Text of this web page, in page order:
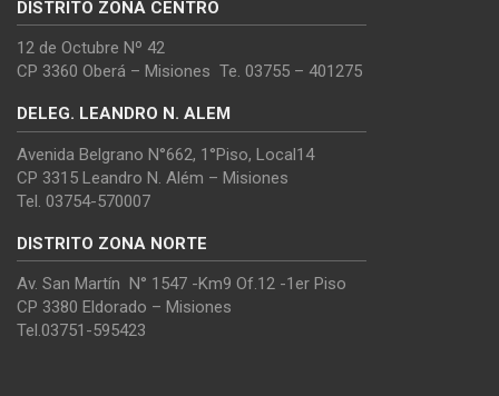
DISTRITO ZONA CENTRO
12 de Octubre Nº 42
CP 3360 Oberá – Misiones Te. 03755 – 401275
DELEG. LEANDRO N. ALEM
Avenida Belgrano N°662, 1°Piso, Local14
CP 3315 Leandro N. Além – Misiones
Tel. 03754-570007
DISTRITO ZONA NORTE
Av. San Martín N° 1547 -Km9 Of.12 -1er Piso
CP 3380 Eldorado – Misiones
Tel.03751-595423